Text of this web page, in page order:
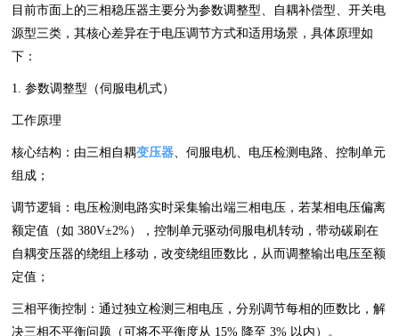
目前市面上的三相稳压器主要分为参数调整型、自耦补偿型、开关电
源型三类，其核心差异在于电压调节方式和适用场景，具体原理如
下：
1. 参数调整型（伺服电机式）
工作原理
核心结构：由三相自耦变压器、伺服电机、电压检测电路、控制单元
组成；
调节逻辑：电压检测电路实时采集输出端三相电压，若某相电压偏离
额定值（如 380V±2%），控制单元驱动伺服电机转动，带动碳刷在
自耦变压器的绕组上移动，改变绕组匝数比，从而调整输出电压至额
定值；
三相平衡控制：通过独立检测三相电压，分别调节每相的匝数比，解
决三相不平衡问题（可将不平衡度从 15% 降至 3% 以内）。